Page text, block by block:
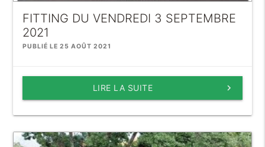
FITTING DU VENDREDI 3 SEPTEMBRE
2021
PUBLIÉ LE 25 AOÛT 2021
keyboard_arrow_right
LIRE LA SUITE